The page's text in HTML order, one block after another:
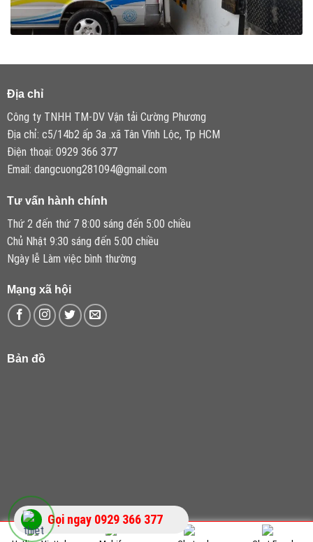
Địa chỉ
Công ty TNHH TM-DV Vận tải Cường Phương
Địa chỉ: c5/14b2 ấp 3a .xã Tân Vĩnh Lộc, Tp HCM
Điện thoại: 0929 366 377
Email: dangcuong281094@gmail.com
Tư vấn hành chính
Thứ 2 đến thứ 7 8:00 sáng đến 5:00 chiều
Chủ Nhật 9:30 sáng đến 5:00 chiều
Ngày lễ Làm việc bình thường
Mạng xã hội
Bản đồ
Copyright 2026 © Vận Tải Cường Phương- Thiết kế bởi Design Ngon
Gọi ngay 0929 366 377